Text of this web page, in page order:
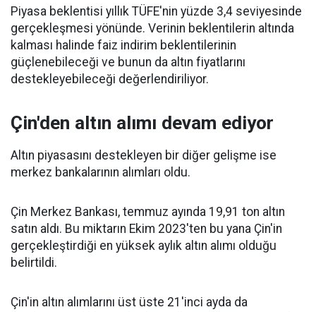
Piyasa beklentisi yıllık TÜFE'nin yüzde 3,4 seviyesinde
gerçekleşmesi yönünde. Verinin beklentilerin altında
kalması halinde faiz indirim beklentilerinin
güçlenebileceği ve bunun da altın fiyatlarını
destekleyebileceği değerlendiriliyor.
Çin'den altın alımı devam ediyor
Altın piyasasını destekleyen bir diğer gelişme ise
merkez bankalarının alımları oldu.
Çin Merkez Bankası, temmuz ayında 19,91 ton altın
satın aldı. Bu miktarın Ekim 2023'ten bu yana Çin'in
gerçekleştirdiği en yüksek aylık altın alımı olduğu
belirtildi.
Çin'in altın alımlarını üst üste 21'inci ayda da